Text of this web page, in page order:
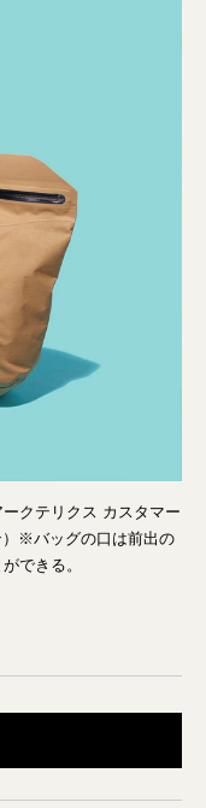
クテリクス カスタマー
※バッグの口は前出の
できる。